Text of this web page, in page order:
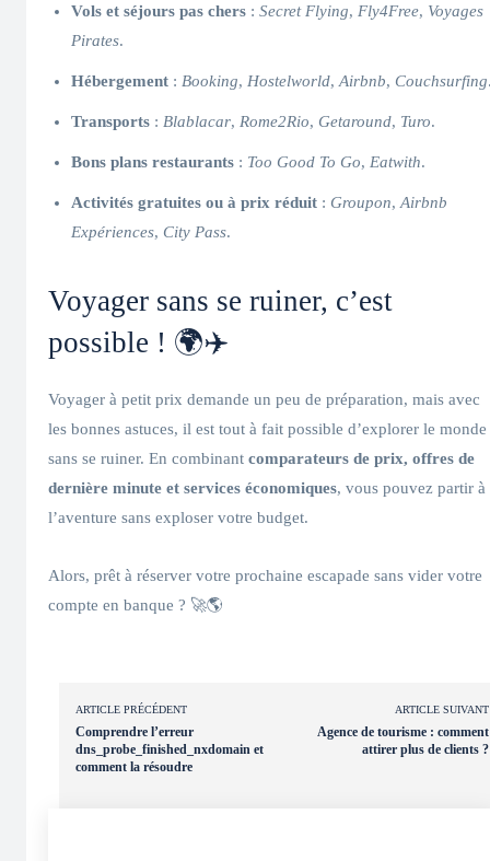
Vols et séjours pas chers : Secret Flying, Fly4Free, Voyages
Pirates.
Hébergement : Booking, Hostelworld, Airbnb, Couchsurfing
Transports : Blablacar, Rome2Rio, Getaround, Turo.
Bons plans restaurants : Too Good To Go, Eatwith.
Activités gratuites ou à prix réduit : Groupon, Airbnb
Expériences, City Pass.
Voyager sans se ruiner, c’est
possible ! 🌍✈️
Voyager à petit prix demande un peu de préparation, mais avec
les bonnes astuces, il est tout à fait possible d’explorer le monde
sans se ruiner. En combinant comparateurs de prix, offres de
dernière minute et services économiques, vous pouvez partir à
l’aventure sans exploser votre budget.
Alors, prêt à réserver votre prochaine escapade sans vider votre
compte en banque ? 🚀🌎
ARTICLE PRÉCÉDENT
Comprendre l’erreur
dns_probe_finished_nxdomain et
comment la résoudre
ARTICLE SUIVANT
Agence de tourisme : comment
attirer plus de clients ?